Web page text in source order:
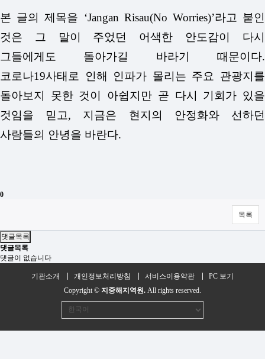
본 글의 제목을 ‘Jangan Risau(No Worries)’라고 붙인
것은 그 말이 주었던 어색한 안도감이 다시
그들에게도 돌아가길 바라기 때문이다.
코로나19사태로 인해 인파가 몰리는 주요 관광지를
돌아보지 못한 것이 아쉽지만 곧 다시 기회가 있을
것임을 믿고, 지금은 현지의 안정화와 선하던
사람들의 안녕을 바란다.
0
목록
댓글목록
댓글목록
댓글이 없습니다
기관소개 개인정보처리방침 서비스이용약관
PC 보기
Copyright © 지중해지역원. All rights reserved.